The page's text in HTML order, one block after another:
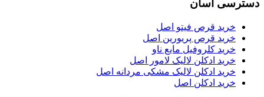
دسترسی آسان
خرید قرص فیتو اصل
خرید قرص پریورین اصل
خرید کلروفیل مایع ناو
خرید ادکلن لالیک لامور اصل
خرید ادکلن لالیک مشکی مردانه اصل
خرید ادکلن اصل